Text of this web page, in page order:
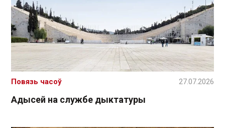
Адысей на службе дыктатуры
Повязь часоў 27.07.2026